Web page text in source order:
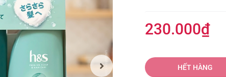
230.000₫
HẾT HÀNG